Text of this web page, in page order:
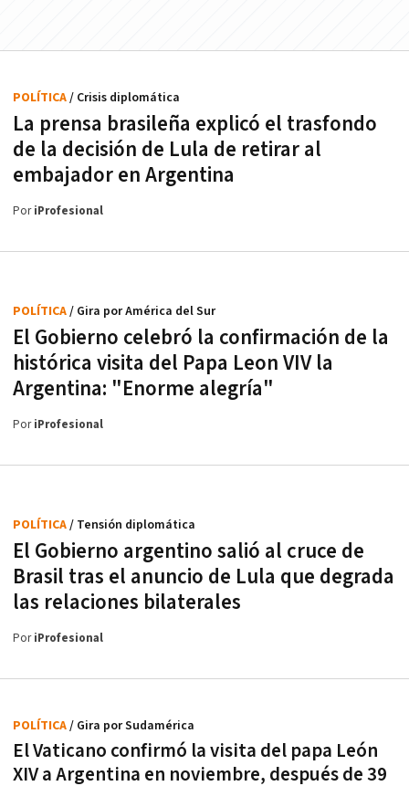
La prensa brasileña explicó el trasfondo
de la decisión de Lula de retirar al
embajador en Argentina
POLÍTICA/ Crisis diplomática
PoriProfesional
El Gobierno celebró la confirmación de la
histórica visita del Papa Leon VIV la
Argentina: "Enorme alegría"
POLÍTICA/ Gira por América del Sur
PoriProfesional
El Gobierno argentino salió al cruce de
Brasil tras el anuncio de Lula que degrada
las relaciones bilaterales
POLÍTICA/ Tensión diplomática
PoriProfesional
El Vaticano confirmó la visita del papa León
XIV a Argentina en noviembre, después de 39
POLÍTICA/ Gira por Sudamérica